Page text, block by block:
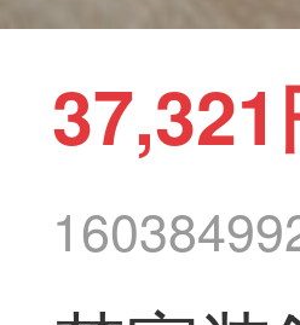
37,321